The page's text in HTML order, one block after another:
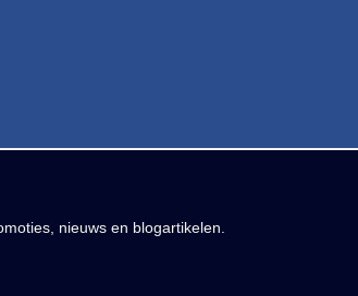
nieuws en blogartikelen.